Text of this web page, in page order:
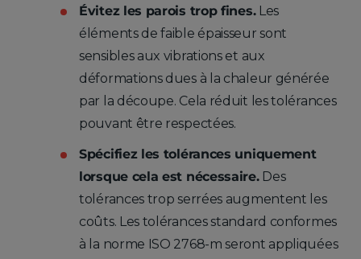
Évitez les parois trop fines.Les
éléments de faible épaisseur sont
sensibles aux vibrations et aux
déformations dues à la chaleur générée
par la découpe. Cela réduit les tolérances
pouvant être respectées.
Spécifiez les tolérances uniquement
lorsque cela est nécessaire.Des
tolérances trop serrées augmentent les
coûts. Les tolérances standard conformes
à la norme ISO 2768-m seront appliquées